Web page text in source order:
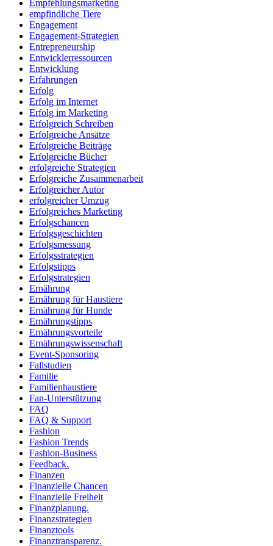
Empfehlungsmarketing
empfindliche Tiere
Engagement
Engagement-Strategien
Entrepreneurship
Entwicklerressourcen
Entwicklung
Erfahrungen
Erfolg
Erfolg im Internet
Erfolg im Marketing
Erfolgreich Schreiben
Erfolgreiche Ansätze
Erfolgreiche Beiträge
Erfolgreiche Bücher
erfolgreiche Strategien
Erfolgreiche Zusammenarbeit
Erfolgreicher Autor
erfolgreicher Umzug
Erfolgreiches Marketing
Erfolgschancen
Erfolgsgeschichten
Erfolgsmessung
Erfolgsstrategien
Erfolgstipps
Erfolgstrategien
Ernährung
Ernährung für Haustiere
Ernährung für Hunde
Ernährungstipps
Ernährungsvorteile
Ernährungswissenschaft
Event-Sponsoring
Fallstudien
Familie
Familienhaustiere
Fan-Unterstützung
FAQ
FAQ & Support
Fashion
Fashion Trends
Fashion-Business
Feedback.
Finanzen
Finanzielle Chancen
Finanzielle Freiheit
Finanzplanung.
Finanzstrategien
Finanztools
Finanztransparenz.